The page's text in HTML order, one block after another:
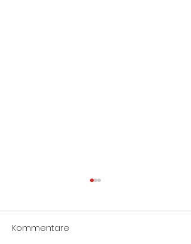
Kommentare